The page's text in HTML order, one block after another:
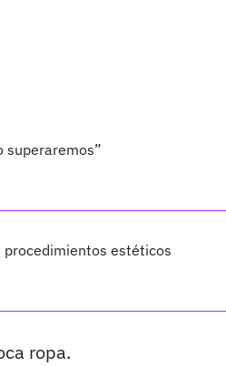
superaremos”
procedimientos estéticos
ropa.